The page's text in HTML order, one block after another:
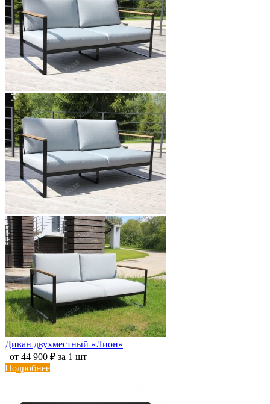
Диван двухместный «Лион»
от 44 900 ₽ за 1 шт
Подробнее